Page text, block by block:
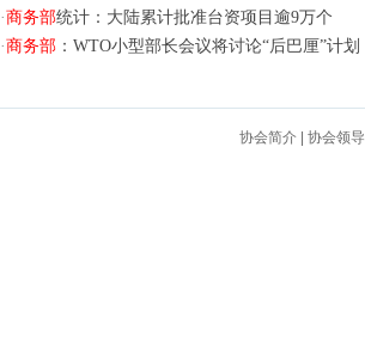
·商务部统计：大陆累计批准台资项目逾9万个
·商务部 ：WTO小型部长会议将讨论“后巴厘”计划
协会简介 |协会领导